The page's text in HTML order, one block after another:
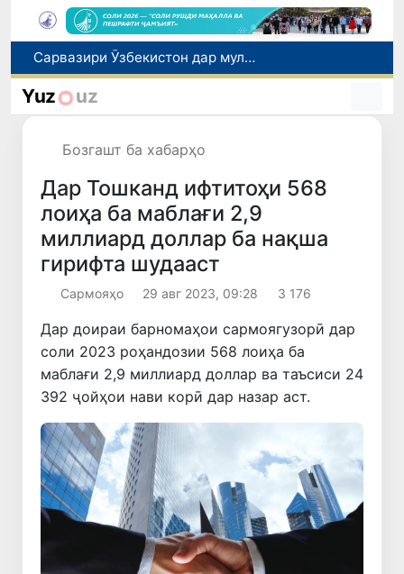
Дар Қашқадарё анҷумани байналмилалии экологӣ бо иштироки ҷавонон аз нӯҳ кишвар баргузор мешавад
Тошканд ба баргузории чемпионати Осиё оид ба вазнабардорӣ омодагӣ мебинад
Yuz uz
Бозгашт ба хабарҳо
Дар Тошканд ифтитоҳи 568
лоиҳа ба маблағи 2,9
миллиард доллар ба нақша
гирифта шудааст
Сармояҳо 29 авг 2023, 09:28 3 176
Дар доираи барномаҳои сармоягузорӣ дар
соли 2023 роҳандозии 568 лоиҳа ба
маблағи 2,9 миллиард доллар ва таъсиси 24
392 ҷойҳои нави корӣ дар назар аст.